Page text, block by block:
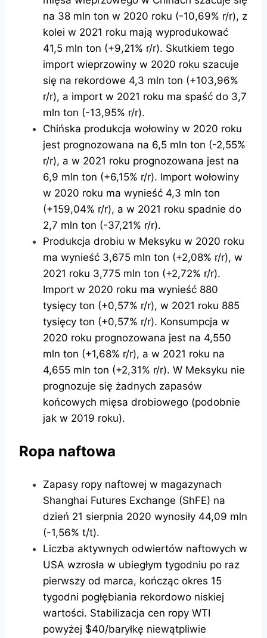
na 38 mln ton w 2020 roku (-10,69% r/r), z
kolei w 2021 roku mają wyprodukować
41,5 mln ton (+9,21% r/r). Skutkiem tego
import wieprzowiny w 2020 roku szacuje
się na rekordowe 4,3 mln ton (+103,96%
r/r), a import w 2021 roku ma spaść do 3,7
mln ton (-13,95% r/r).
Chińska produkcja wołowiny w 2020 roku
jest prognozowana na 6,5 mln ton (-2,55%
r/r), a w 2021 roku prognozowana jest na
6,9 mln ton (+6,15% r/r). Import wołowiny
w 2020 roku ma wynieść 4,3 mln ton
(+159,04% r/r), a w 2021 roku spadnie do
2,7 mln ton (-37,21% r/r).
Produkcja drobiu w Meksyku w 2020 roku
ma wynieść 3,675 mln ton (+2,08% r/r), w
2021 roku 3,775 mln ton (+2,72% r/r).
Import w 2020 roku ma wynieść 880
tysięcy ton (+0,57% r/r), w 2021 roku 885
tysięcy ton (+0,57% r/r). Konsumpcja w
2020 roku prognozowana jest na 4,550
mln ton (+1,68% r/r), a w 2021 roku na
4,655 mln ton (+2,31% r/r). W Meksyku nie
prognozuje się żadnych zapasów
końcowych mięsa drobiowego (podobnie
jak w 2019 roku).
Ropa naftowa
Zapasy ropy naftowej w magazynach
Shanghai Futures Exchange (ShFE) na
dzień 21 sierpnia 2020 wynosiły 44,09 mln
(-1,56% t/t).
Liczba aktywnych odwiertów naftowych w
USA wzrosła w ubiegłym tygodniu po raz
pierwszy od marca, kończąc okres 15
tygodni pogłębiania rekordowo niskiej
wartości. Stabilizacja cen ropy WTI
powyżej $40/baryłkę niewątpliwie